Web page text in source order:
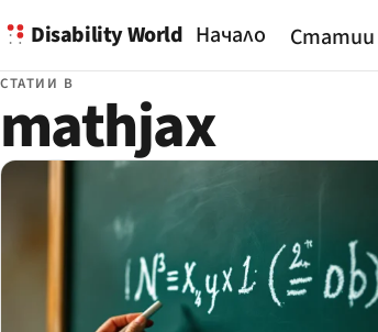
Disability World Начало Статии
СТАТИИ В
mathjax